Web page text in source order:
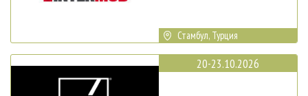
Стамбул, Турция
20-23.10.2026